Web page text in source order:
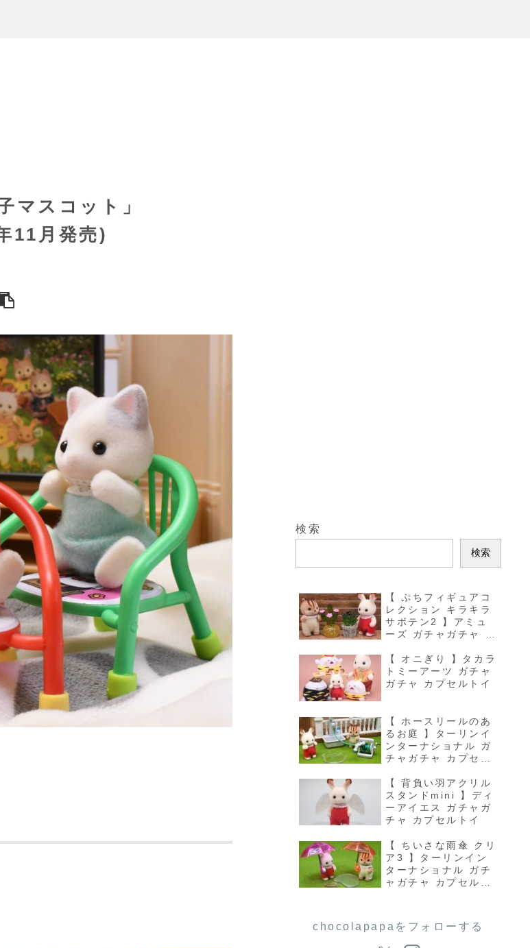
マスコット」
11月発売)
検索
検索
【 ぷちフィギュアコ
レクション キラキラ
サボテン2 】アミュ
ーズ ガチャガチャ カ
【 オニぎり 】タカラ
トミーアーツ ガチャ
ガチャ カプセルトイ
【 ホースリールのあ
るお庭 】ターリンイ
ンターナショナル ガ
チャガチャ カプセル
【 背負い羽アクリル
スタンドmini 】ディ
ーアイエス ガチャガ
チャ カプセルトイ
【 ちいさな雨傘 クリ
ア3 】ターリンイン
ターナショナル ガチ
ャガチャ カプセルト
chocolapapaをフォローする